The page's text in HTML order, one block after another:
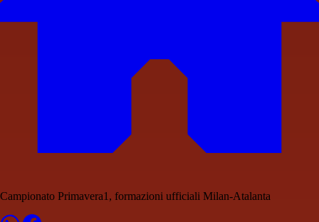
Campionato Primavera1, formazioni ufficiali Milan-Atalanta